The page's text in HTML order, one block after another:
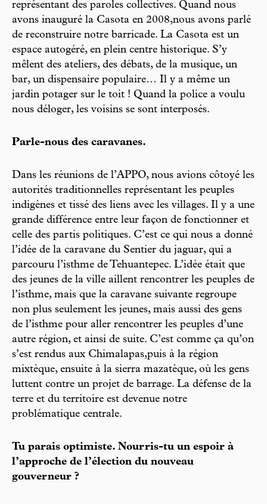
représentant des paroles collectives. Quand nous
avons inauguré la Casota en 2008,nous avons parlé
de reconstruire notre barricade. La Casota est un
espace autogéré, en plein centre historique. S’y
mêlent des ateliers, des débats, de la musique, un
bar, un dispensaire populaire… Il y a même un
jardin potager sur le toit ! Quand la police a voulu
nous déloger, les voisins se sont interposés.
Parle-nous des caravanes.
Dans les réunions de l’APPO, nous avions côtoyé les
autorités traditionnelles représentant les peuples
indigènes et tissé des liens avec les villages. Il y a une
grande différence entre leur façon de fonctionner et
celle des partis politiques. C’est ce qui nous a donné
l’idée de la caravane du Sentier du jaguar, qui a
parcouru l’isthme de Tehuantepec. L’idée était que
des jeunes de la ville aillent rencontrer les peuples de
l’isthme, mais que la caravane suivante regroupe
non plus seulement les jeunes, mais aussi des gens
de l’isthme pour aller rencontrer les peuples d’une
autre région, et ainsi de suite. C’est comme ça qu’on
s’est rendus aux Chimalapas,puis à la région
mixtèque, ensuite à la sierra mazatèque, où les gens
luttent contre un projet de barrage. La défense de la
terre et du territoire est devenue notre
problématique centrale.
Tu parais optimiste. Nourris-tu un espoir à
l’approche de l’élection du nouveau
gouverneur ?